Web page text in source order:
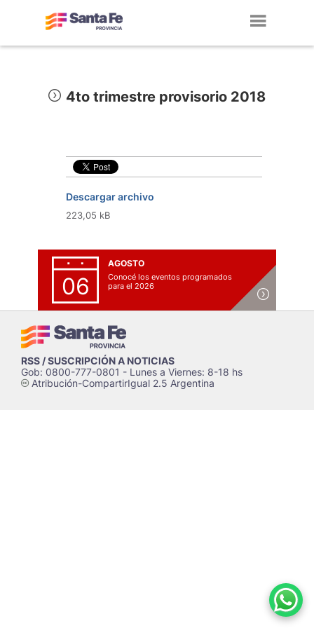
4to trimestre provisorio 2018
Descargar archivo
223,05 kB
06
AGOSTO
Conocé los eventos programados
para el 2026
RSS / SUSCRIPCIÓN A NOTICIAS
Gob: 0800-777-0801 - Lunes a Viernes: 8-18 hs
cAtribución-CompartirIgual 2.5 Argentina